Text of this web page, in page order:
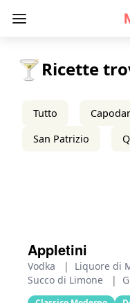
🍸Ricette
Tutto
San Patrizio
Appletini
Vodka | Liquore di
Succo di Limone
|